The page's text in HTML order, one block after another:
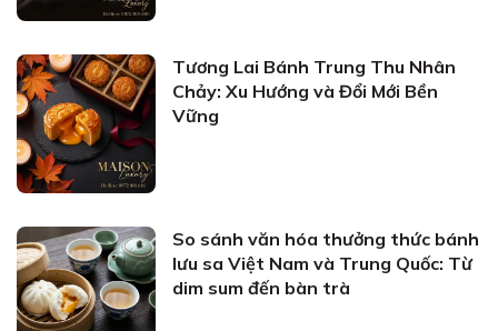
Tương Lai Bánh Trung Thu Nhân
Chảy: Xu Hướng và Đổi Mới Bền
Vững
So sánh văn hóa thưởng thức bánh
lưu sa Việt Nam và Trung Quốc: Từ
dim sum đến bàn trà